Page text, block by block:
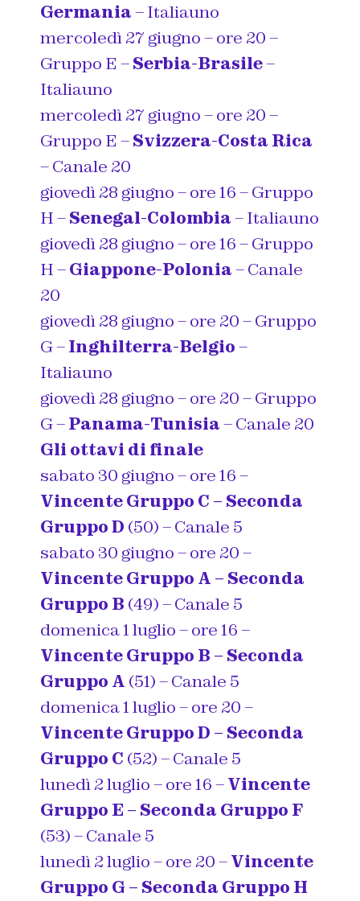
Germania– Italiauno
mercoledì 27 giugno – ore 20 –
Gruppo E –Serbia-Brasile–
Italiauno
mercoledì 27 giugno – ore 20 –
Gruppo E –Svizzera-Costa Rica
– Canale 20
giovedì 28 giugno – ore 16 – Gruppo
H –Senegal-Colombia– Italiauno
giovedì 28 giugno – ore 16 – Gruppo
H –Giappone-Polonia– Canale
20
giovedì 28 giugno – ore 20 – Gruppo
G –Inghilterra-Belgio–
Italiauno
giovedì 28 giugno – ore 20 – Gruppo
G –Panama-Tunisia– Canale 20
Gli ottavi di finale
sabato 30 giugno – ore 16 –
Vincente Gruppo C – Seconda
Gruppo D (50) – Canale 5
sabato 30 giugno – ore 20 –
Vincente Gruppo A – Seconda
Gruppo B (49) – Canale 5
domenica 1 luglio – ore 16 –
Vincente Gruppo B – Seconda
Gruppo A (51) – Canale 5
domenica 1 luglio – ore 20 –
Vincente Gruppo D – Seconda
Gruppo C (52) – Canale 5
lunedì 2 luglio – ore 16 –Vincente
Gruppo E – Seconda Gruppo F
(53) – Canale 5
lunedì 2 luglio – ore 20 –Vincente
Gruppo G – Seconda Gruppo H